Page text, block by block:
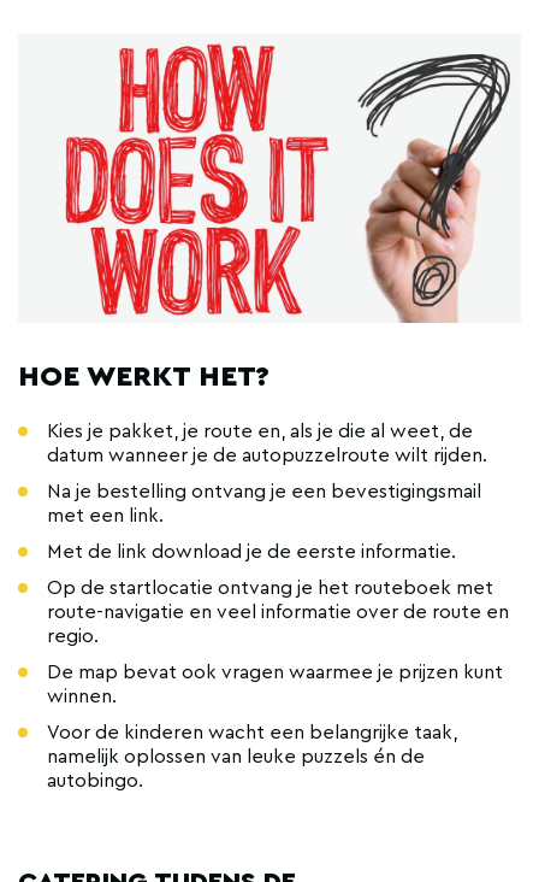
HOE WERKT HET?
Kies je pakket, je route en, als je die al weet, de
datum wanneer je de autopuzzelroute wilt rijden.
Na je bestelling ontvang je een bevestigingsmail
met een link.
Met de link download je de eerste informatie.
Op de startlocatie ontvang je het routeboek met
route-navigatie en veel informatie over de route en
regio.
De map bevat ook vragen waarmee je prijzen kunt
winnen.
Voor de kinderen wacht een belangrijke taak,
namelijk oplossen van leuke puzzels én de
autobingo.